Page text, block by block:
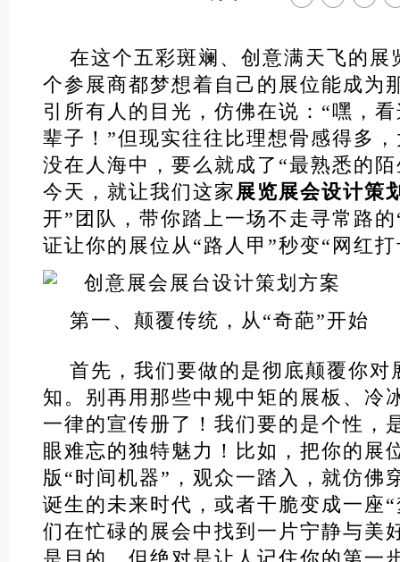
在这个五彩斑斓、创意满天飞的展
个参展商都梦想着自己的展位能成为
引所有人的目光，仿佛在说：“嘿，
辈子！”但现实往往比理想骨感得多
没在人海中，要么就成了“最熟悉的
今天，就让我们这家展览展会设计策
开”团队，带你踏上一场不走寻常路
证让你的展位从“路人甲”秒变“网红
第一、颠覆传统，从“奇葩”开始
首先，我们要做的是彻底颠覆你对
知。别再用那些中规中矩的展板、冷
一律的宣传册了！我们要的是个性，
眼难忘的独特魅力！比如，把你的展
版“时间机器”，观众一踏入，就仿佛
诞生的未来时代，或者干脆变成一座
们在忙碌的展会中找到一片宁静与美